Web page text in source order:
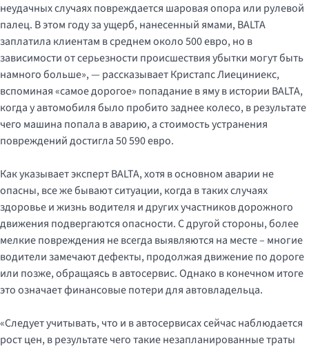
неудачных случаях повреждается шаровая опора или рулевой
палец. В этом году за ущерб, нанесенный ямами, BALTA
заплатила клиентам в среднем около 500 евро, но в
зависимости от серьезности происшествия убытки могут быть
намного больше», — рассказывает Кристапс Лиециниекс,
вспоминая «самое дорогое» попадание в яму в истории BALTA,
когда у автомобиля было пробито заднее колесо, в результате
чего машина попала в аварию, а стоимость устранения
повреждений достигла 50 590 евро.
Как указывает эксперт BALTA, хотя в основном аварии не
опасны, все же бывают ситуации, когда в таких случаях
здоровье и жизнь водителя и других участников дорожного
движения подвергаются опасности. С другой стороны, более
мелкие повреждения не всегда выявляются на месте – многие
водители замечают дефекты, продолжая движение по дороге
или позже, обращаясь в автосервис. Однако в конечном итоге
это означает финансовые потери для автовладельца.
«Следует учитывать, что и в автосервисах сейчас наблюдается
рост цен, в результате чего такие незапланированные траты